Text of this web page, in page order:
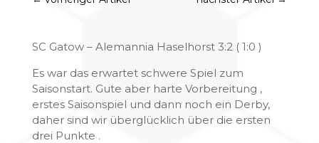
SC Gatow – Alemannia Haselhorst 3:2 ( 1:0 )
Es war das erwartet schwere Spiel zum
Saisonstart. Gute aber harte Vorbereitung ,
erstes Saisonspiel und dann noch ein Derby,
daher sind wir überglücklich über die ersten
drei Punkte .